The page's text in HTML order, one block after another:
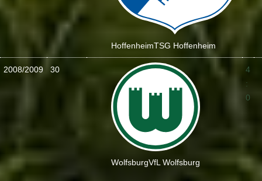
HoffenheimTSG Hoffenheim
2008/2009 30
WolfsburgVfL Wolfsburg
4
:
0